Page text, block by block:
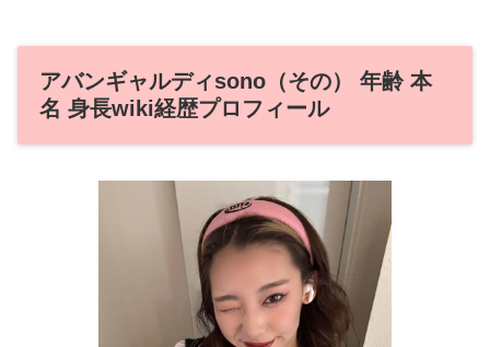
アバンギャルディsono（その） 年齢 本
名 身長wiki経歴プロフィール